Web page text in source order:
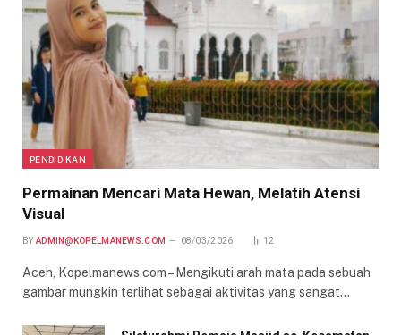
PENDIDIKAN
Permainan Mencari Mata Hewan, Melatih Atensi
Visual
BY ADMIN@KOPELMANEWS.COM 08/03/2026 12
Aceh, Kopelmanews.com – Mengikuti arah mata pada sebuah
gambar mungkin terlihat sebagai aktivitas yang sangat…